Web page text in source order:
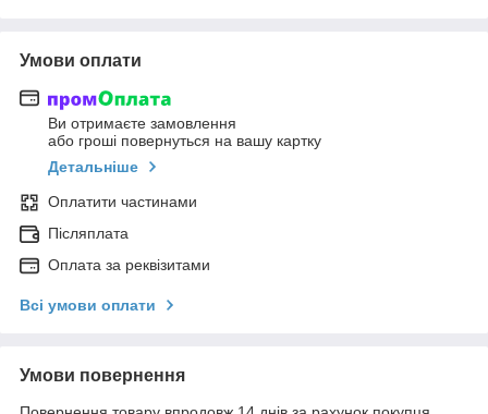
Умови оплати
Ви отримаєте замовлення
або гроші повернуться на вашу картку
Детальніше
Оплатити частинами
Післяплата
Оплата за реквізитами
Всі умови оплати
Умови повернення